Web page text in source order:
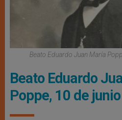
Beato Eduardo Juan María
Beato Eduardo
Poppe, 10 de junio